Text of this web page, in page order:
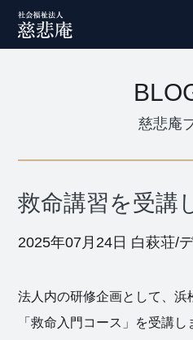
慈悲庵
救命講習を受講
2025年07月24日 白萩荘/
法人内の研修企画として、
「救命入門コース」を受講し